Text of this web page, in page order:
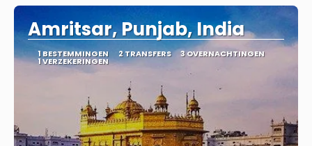
Amritsar, Punjab, India
1 BESTEMMINGEN 2 TRANSFERS 3 OVERNACHTINGEN
1 VERZEKERINGEN